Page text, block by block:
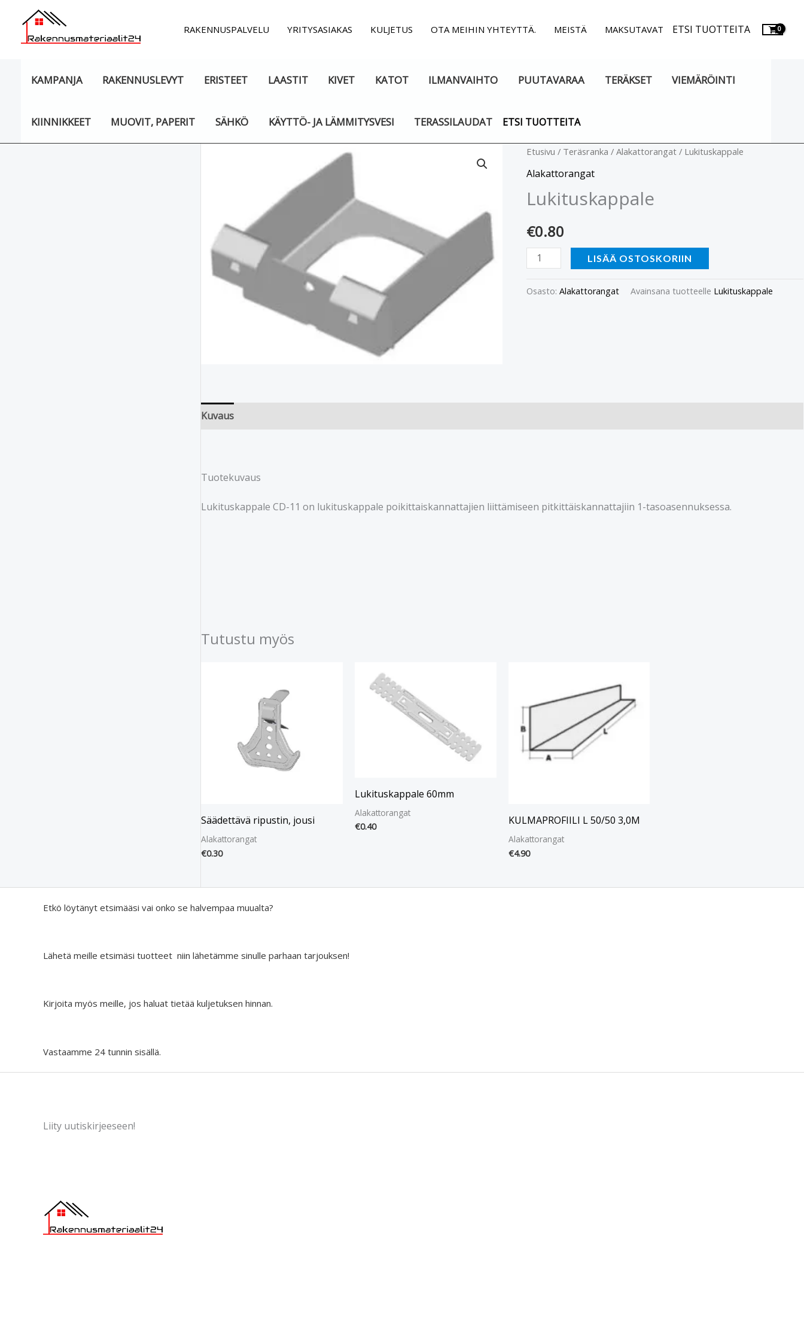
sisältöön
RAKENNUSPALVELU YRITYSASIAKAS KULJETUS OTA MEIHIN YHTEYTTÄ. MEISTÄ MAKSUTAVAT ETSI TUOTTEITA
KAMPANJA RAKENNUSLEVYT ERISTEET LAASTIT KIVET KATOT ILMANVAIHTO PUUTAVARAA TERÄKSET VIEMÄRÖINTI
KIINNIKKEET MUOVIT, PAPERIT SÄHKÖ KÄYTTÖ- JA LÄMMITYSVESI TERASSILAUDAT ETSI TUOTTEITA
Etusivu / Teräsranka / Alakattorangat/ Lukituskappale
Alakattorangat
Lukituskappale
€0.80
Lukituskappale
määrä
LISÄÄ OSTOSKORIIN
Osasto: Alakattorangat Avainsana tuotteelle Lukituskappale
Kuvaus
Tuotekuvaus
Lukituskappale CD-11 on lukituskappale poikittaiskannattajien liittämiseen pitkittäiskannattajiin 1-tasoasennuksessa.
Tutustu myös
Säädettävä ripustin, jousi
Alakattorangat
€0.30
Lukituskappale 60mm
Alakattorangat
€0.40
KULMAPROFIILI L 50/50 3,0M
Alakattorangat
€4.90
Etkö löytänyt etsimääsi vai onko se halvempaa muualta?
Lähetä meille etsimäsi tuotteet niin lähetämme sinulle parhaan tarjouksen!
Kirjoita myös meille, jos haluat tietää kuljetuksen hinnan.
Vastaamme 24 tunnin sisällä.
Liity uutiskirjeeseen!